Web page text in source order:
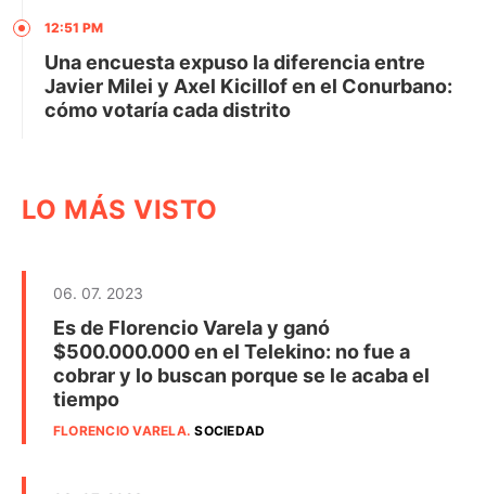
12:51 PM
Una encuesta expuso la diferencia entre
Javier Milei y Axel Kicillof en el Conurbano:
cómo votaría cada distrito
LO MÁS VISTO
06. 07. 2023
Es de Florencio Varela y ganó
$500.000.000 en el Telekino: no fue a
cobrar y lo buscan porque se le acaba el
tiempo
FLORENCIO VARELA.SOCIEDAD